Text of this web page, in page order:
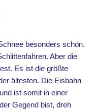
besonders schön.
Aber die
Es ist die größte
ältesten. Die Eisbahn
ist somit in einer
Gegend bist, dreh